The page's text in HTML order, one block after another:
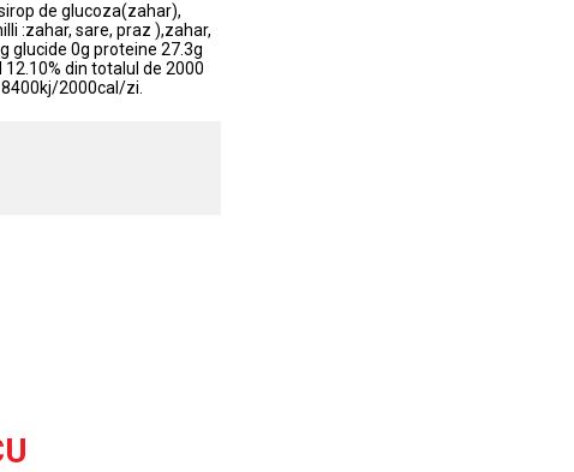
de glucoza(zahar),
:zahar, sare, praz ),zahar,
glucide 0g proteine 27.3g
din totalul de 2000
2000cal/zi.